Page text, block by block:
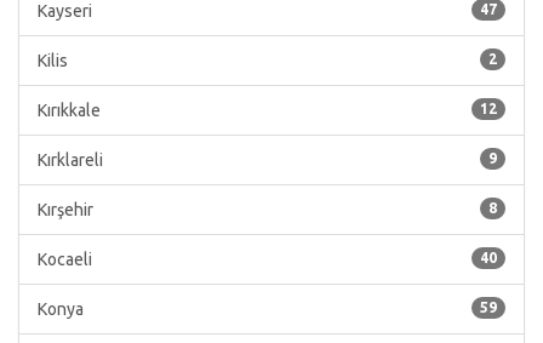
47
Kayseri
2
Kilis
12
Kırıkkale
9
Kırklareli
8
Kırşehir
40
Kocaeli
59
Konya